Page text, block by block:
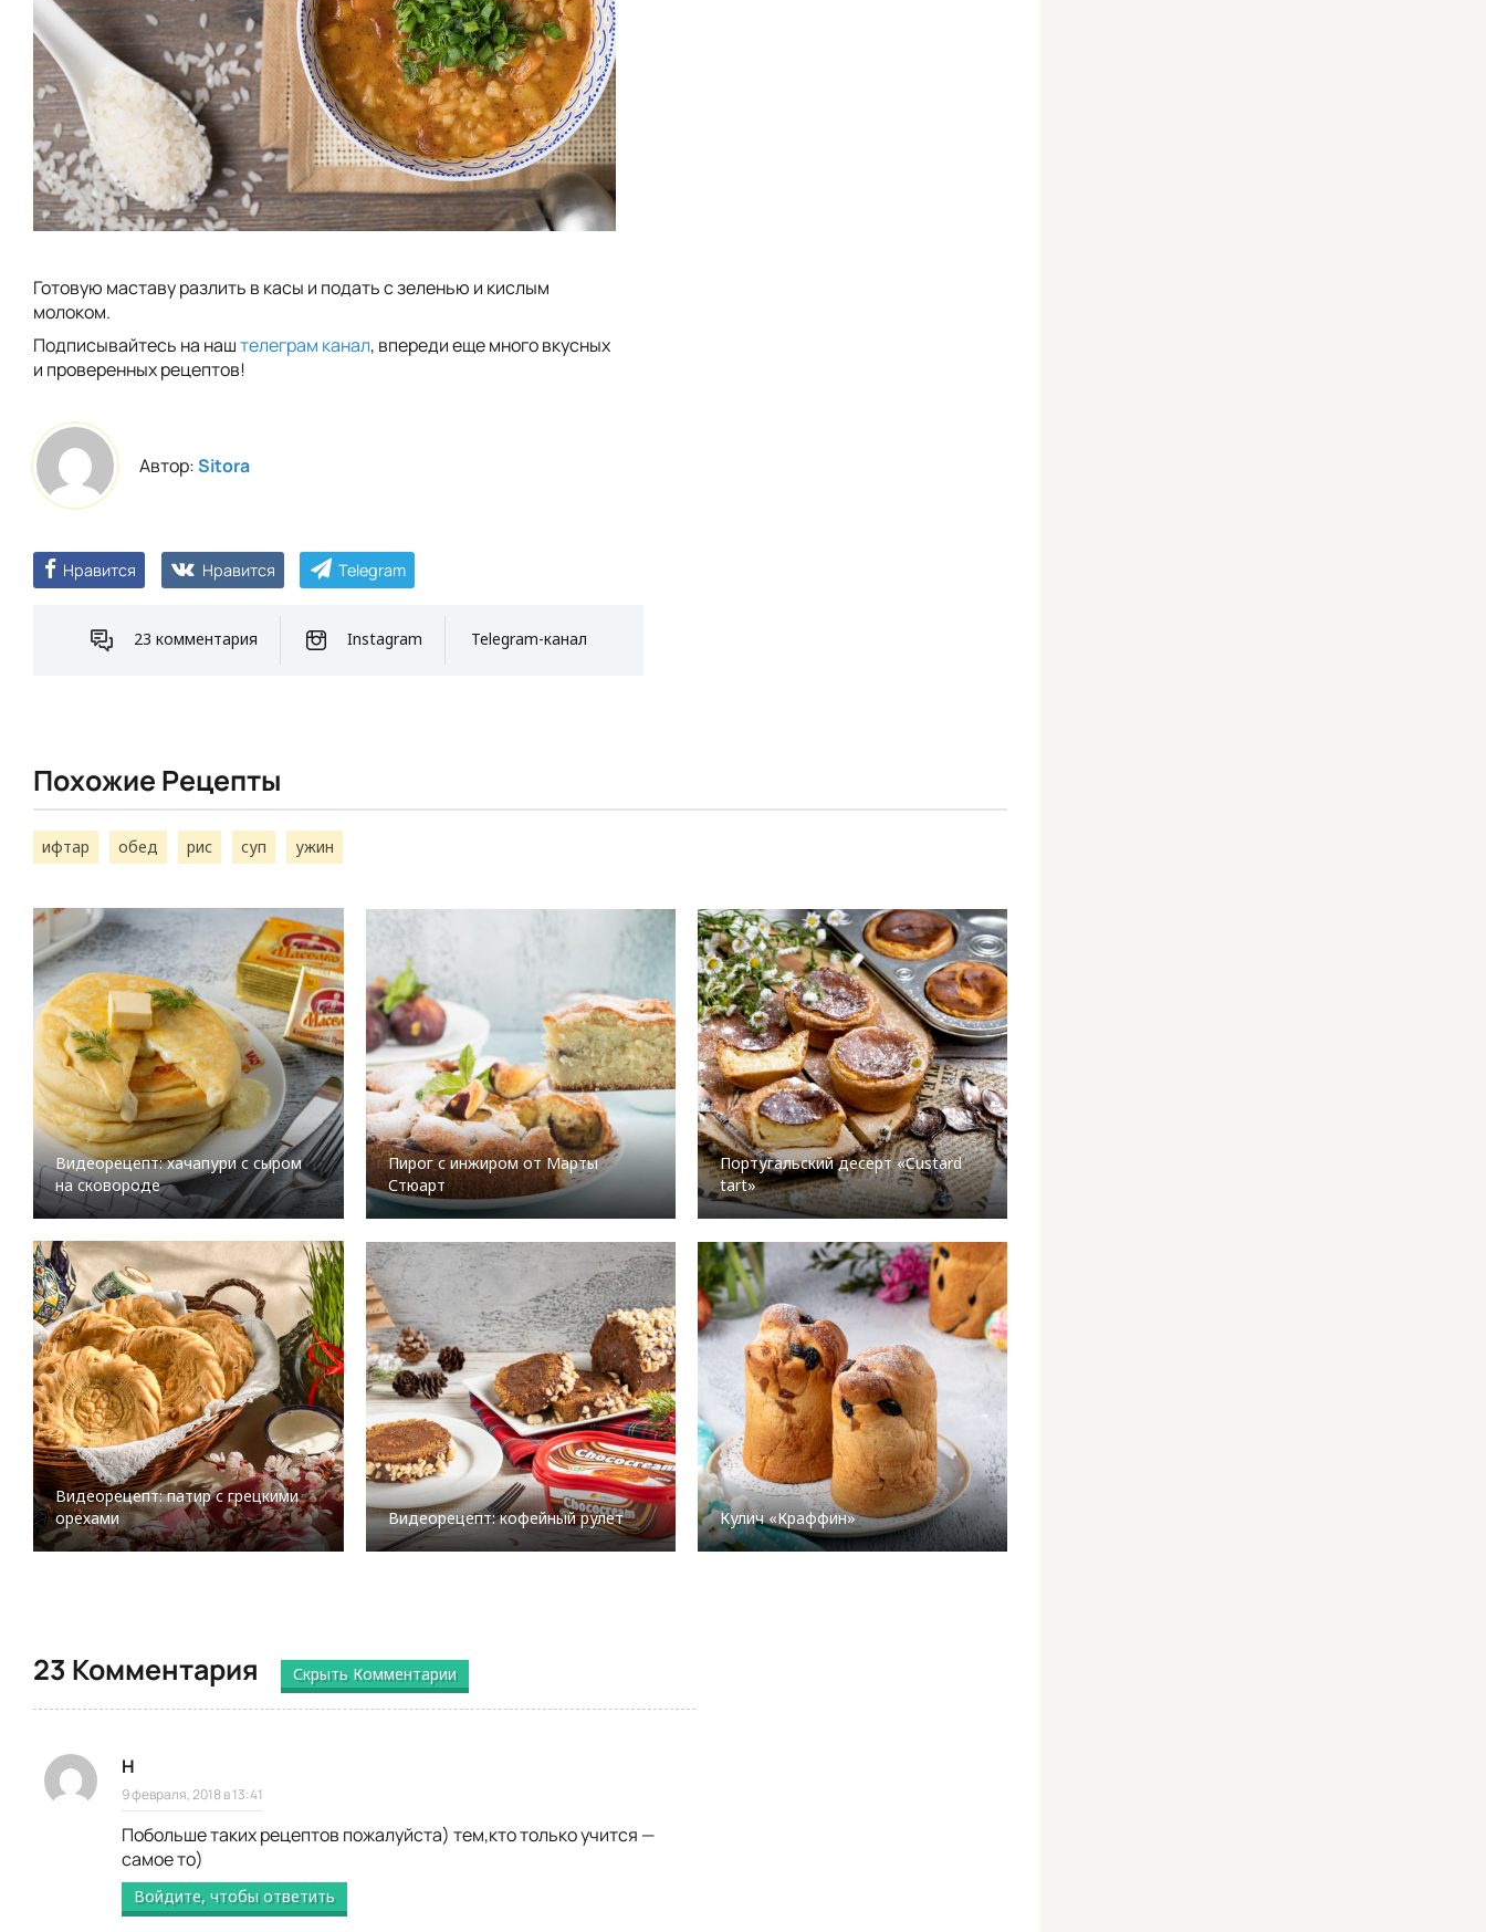
Готовую маставу разлить в касы и подать с зеленью и кислым
молоком.
Подписывайтесь на наштелеграм канал, впереди еще много вкусных
и проверенных рецептов!
Автор:Sitora
Нравится Нравится Telegram
23 комментария Instagram Telegram-канал
Похожие Рецепты
ифтар обед рис суп ужин
Видеорецепт: хачапури с сыром
на сковороде
Пирог с инжиром от Марты
Стюарт
Португальский десерт «Custard
tart»
Видеорецепт: патир с грецкими
орехами
Видеорецепт: кофейный рулет Кулич «Краффин»
23 Комментария Скрыть Комментарии
Н
9 февраля, 2018 в 13:41
Побольше таких рецептов пожалуйста) тем,кто только учится —
самое то)
Войдите, чтобы ответить